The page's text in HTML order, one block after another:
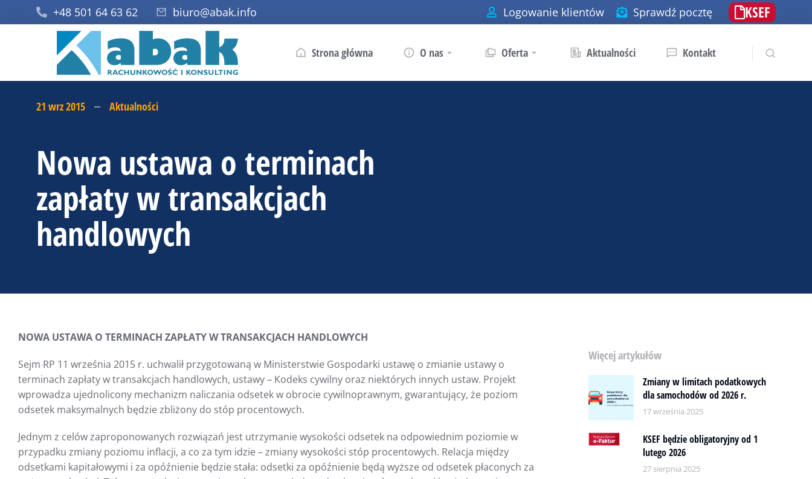
+48 501 64 63 62 biuro@abak.info Logowanie klientów Sprawdź pocztę KSEF
Strona główna O nas Oferta Aktualności Kontakt
21 wrz 2015 Aktualności
Nowa ustawa o terminach
zapłaty w transakcjach
handlowych
NOWA USTAWA O TERMINACH ZAPŁATY W TRANSAKCJACH HANDLOWYCH
Sejm RP 11 września 2015 r. uchwalił przygotowaną w Ministerstwie Gospodarki ustawę o zmianie ustawy o
terminach zapłaty w transakcjach handlowych, ustawy – Kodeks cywilny oraz niektórych innych ustaw. Projekt
wprowadza ujednolicony mechanizm naliczania odsetek w obrocie cywilnoprawnym, gwarantujący, że poziom
odsetek maksymalnych będzie zbliżony do stóp procentowych.
Jednym z celów zaproponowanych rozwiązań jest utrzymanie wysokości odsetek na odpowiednim poziomie w
przypadku zmiany poziomu inflacji, a co za tym idzie – zmiany wysokości stóp procentowych. Relacja między
odsetkami kapitałowymi i za opóźnienie będzie stała: odsetki za opóźnienie będą wyższe od odsetek płaconych za
Więcej artykułów
Zmiany w limitach podatkowych
dla samochodów od 2026 r.
17 września 2025
KSEF będzie obligatoryjny od 1
lutego 2026
27 sierpnia 2025